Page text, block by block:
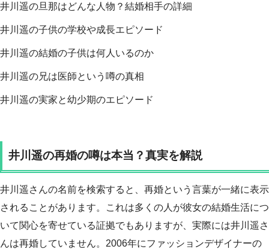
井川遥の旦那はどんな人物？結婚相手の詳細
井川遥の子供の学校や成長エピソード
井川遥の結婚の子供は何人いるのか
井川遥の兄は医師という噂の真相
井川遥の実家と幼少期のエピソード
井川遥の再婚の噂は本当？真実を解説
井川遥さんの名前を検索すると、再婚という言葉が一緒に表示
されることがあります。これは多くの人が彼女の結婚生活につ
いて関心を寄せている証拠でもありますが、実際には井川遥さ
んは再婚していません。2006年にファッションデザイナーの